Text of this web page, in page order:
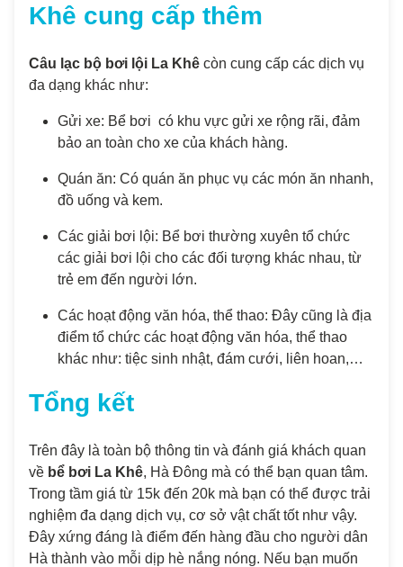
Khê cung cấp thêm
Câu lạc bộ bơi lội La Khê còn cung cấp các dịch vụ
đa dạng khác như:
Gửi xe: Bể bơi có khu vực gửi xe rộng rãi, đảm
bảo an toàn cho xe của khách hàng.
Quán ăn: Có quán ăn phục vụ các món ăn nhanh,
đồ uống và kem.
Các giải bơi lội: Bể bơi thường xuyên tổ chức
các giải bơi lội cho các đối tượng khác nhau, từ
trẻ em đến người lớn.
Các hoạt động văn hóa, thể thao: Đây cũng là địa
điểm tổ chức các hoạt động văn hóa, thể thao
khác như: tiệc sinh nhật, đám cưới, liên hoan,…
Tổng kết
Trên đây là toàn bộ thông tin và đánh giá khách quan
về bể bơi La Khê, Hà Đông mà có thể bạn quan tâm.
Trong tầm giá từ 15k đến 20k mà bạn có thể được trải
nghiệm đa dạng dịch vụ, cơ sở vật chất tốt như vậy.
Đây xứng đáng là điểm đến hàng đầu cho người dân
Hà thành vào mỗi dịp hè nắng nóng. Nếu bạn muốn